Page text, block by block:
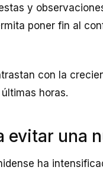
y
poner fin al
con la
horas.
evitar una
ha